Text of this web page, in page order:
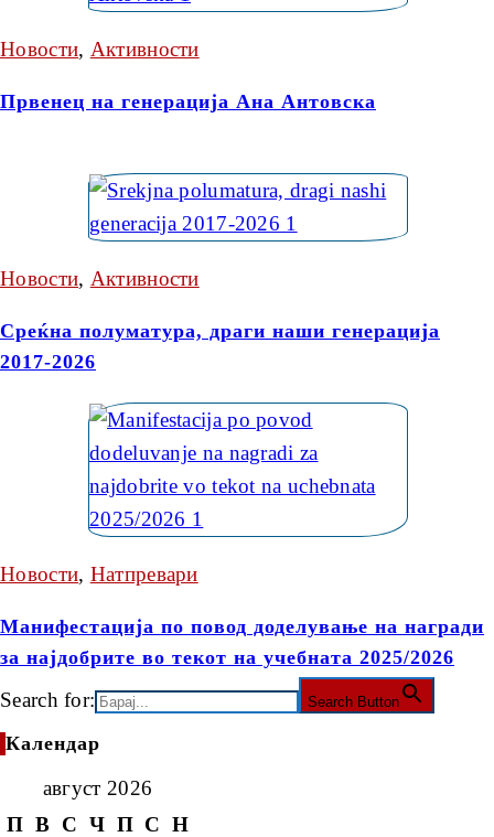
Новости, Активности
Првенец на генерација Ана Антовска
Новости, Активности
Среќна полуматура, драги наши генерација
2017-2026
Новости, Натпревари
Манифестација по повод доделување на награди
за најдобрите во текот на учебната 2025/2026
Search for: Search Button
Календар
август 2026
П В С Ч П С Н